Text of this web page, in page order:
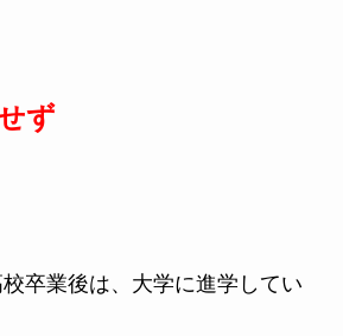
ず
卒業後は、大学に進学してい